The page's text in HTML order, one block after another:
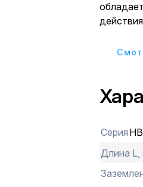
действия — изменение своего диаметра путем
Серия
Длина L,